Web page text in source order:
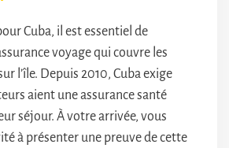
Cuba, il est essentiel de
voyage qui couvre les
l’île. Depuis 2010, Cuba exige
aient une assurance santé
séjour. À votre arrivée, vous
à présenter une preuve de cette